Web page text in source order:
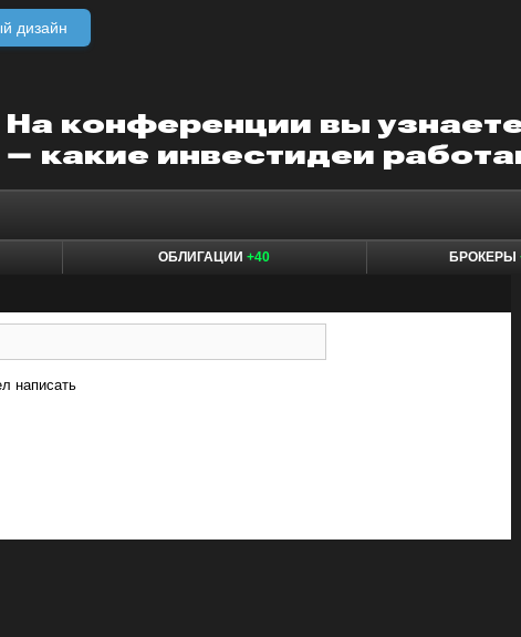
дизайн
ОБЛИГАЦИИ +40 БРОКЕРЫ
написать